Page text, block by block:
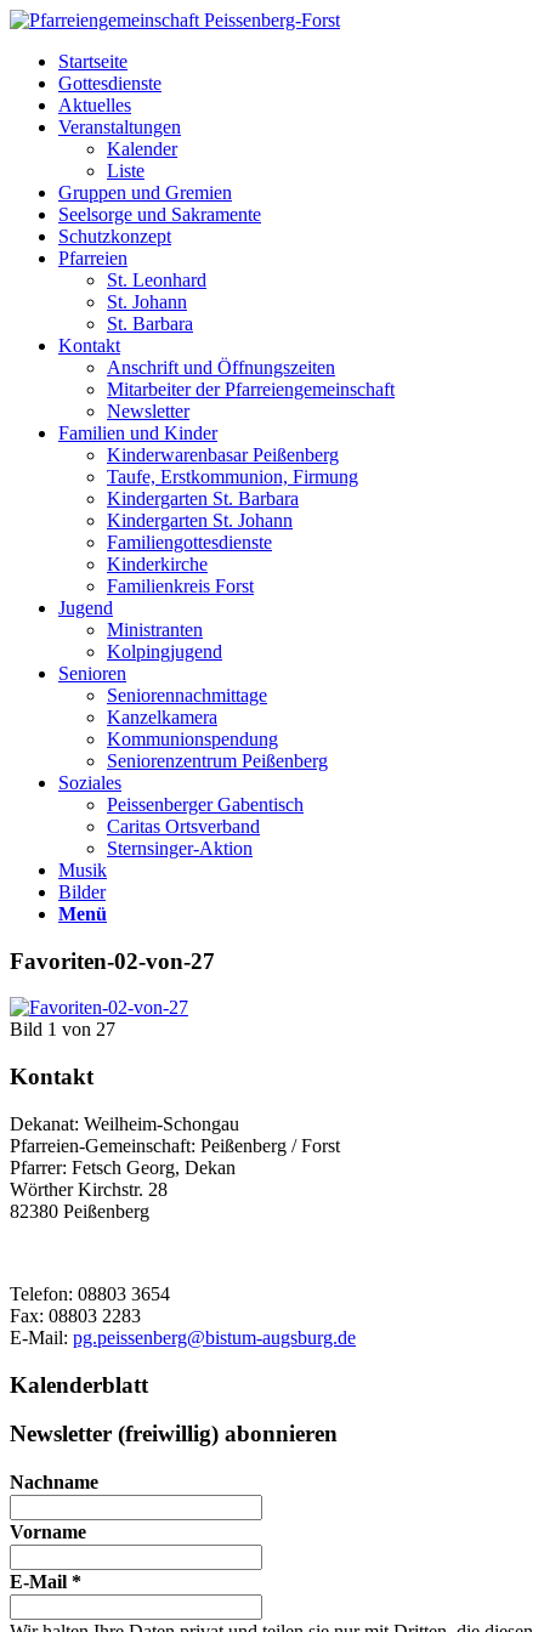
Startseite
Gottesdienste
Aktuelles
Veranstaltungen
Kalender
Liste
Gruppen und Gremien
Seelsorge und Sakramente
Schutzkonzept
Pfarreien
St. Leonhard
St. Johann
St. Barbara
Kontakt
Anschrift und Öffnungszeiten
Mitarbeiter der Pfarreiengemeinschaft
Newsletter
Familien und Kinder
Kinderwarenbasar Peißenberg
Taufe, Erstkommunion, Firmung
Kindergarten St. Barbara
Kindergarten St. Johann
Familiengottesdienste
Kinderkirche
Familienkreis Forst
Jugend
Ministranten
Kolpingjugend
Senioren
Seniorennachmittage
Kanzelkamera
Kommunionspendung
Seniorenzentrum Peißenberg
Soziales
Peissenberger Gabentisch
Caritas Ortsverband
Sternsinger-Aktion
Musik
Bilder
Menü
Favoriten-02-von-27
Bild 1 von 27
Kontakt
Dekanat: Weilheim-Schongau
Pfarreien-Gemeinschaft: Peißenberg / Forst
Pfarrer: Fetsch Georg, Dekan
Wörther Kirchstr. 28
82380 Peißenberg
Telefon: 08803 3654
Fax: 08803 2283
E-Mail: pg.peissenberg@bistum-augsburg.de
Kalenderblatt
Newsletter (freiwillig) abonnieren
Nachname
Vorname
E-Mail *